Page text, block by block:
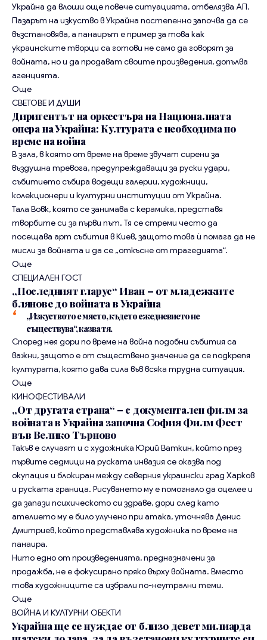
Украйна да влоши още повече ситуацията, отбелязва АП.
Пазарът на изкуство в Украйна постепенно започва да се
възстановява, а панаирът е пример за това как
украинските творци са готови не само да говорят за
войната, но и да продават своите произведения, допълва
агенцията.
Още
СВЕТОВЕ И ДУШИ
Диригентът на оркестъра на Националната
опера на Украйна: Културата е необходима по
време на война
В зала, в която от време на време звучат сирени за
въздушна тревога, предупреждаващи за руски удари,
събитието събира водещи галерии, художници,
колекционери и културни институции от Украйна.
Тала Вовк, която се занимава с керамика, представя
творбите си за първи път. Тя се стреми често да
посещава арт събития в Киев, защото това ѝ помага да не
мисли за войната и да се „откъсне от трагедията“.
Още
СПЕЦИАЛЕН ГОСТ
„Последният гларус“ Иван – от младежките
блянове до войната в Украйна
„Изкуството е място, където ежедневието не
съществува“, казва тя.
Според нея дори по време на война подобни събития са
важни, защото е от съществено значение да се подкрепя
културата, която дава сила във всяка трудна ситуация.
Още
КИНОФЕСТИВАЛИ
„От другата страна“ – с документален филм за
войната в Украйна започна София Филм Фест
във Велико Търново
Такъв е случаят и с художника Юрий Ваткин, който през
първите седмици на руската инвазия се оказва под
окупация и блокиран между северния украински град Харков
и руската граница. Рисуването му е помогнало да оцелее и
да запази психическото си здраве, дори след като
ателието му е било улучено при атака, уточнява Денис
Дмитриев, който представлява художника по време на
панаира.
Нито едно от произведенията, предназначени за
продажба, не е фокусирано пряко върху войната. Вместо
това художниците са избрали по-неутрални теми.
Още
ВОЙНА И КУЛТУРНИ ОБЕКТИ
Украйна ще се нуждае от близо девет милиарда